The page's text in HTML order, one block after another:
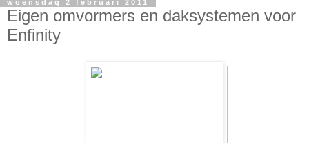
woensdag 2 februari 2011
Eigen omvormers en daksystemen voor
Enfinity